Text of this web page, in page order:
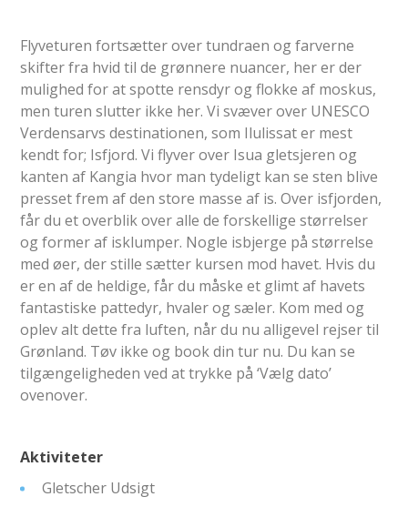
Flyveturen fortsætter over tundraen og farverne
skifter fra hvid til de grønnere nuancer, her er der
mulighed for at spotte rensdyr og flokke af moskus,
men turen slutter ikke her. Vi svæver over UNESCO
Verdensarvs destinationen, som Ilulissat er mest
kendt for; Isfjord. Vi flyver over Isua gletsjeren og
kanten af Kangia hvor man tydeligt kan se sten blive
presset frem af den store masse af is. Over isfjorden,
får du et overblik over alle de forskellige størrelser
og former af isklumper. Nogle isbjerge på størrelse
med øer, der stille sætter kursen mod havet. Hvis du
er en af de heldige, får du måske et glimt af havets
fantastiske pattedyr, hvaler og sæler. Kom med og
oplev alt dette fra luften, når du nu alligevel rejser til
Grønland. Tøv ikke og book din tur nu. Du kan se
tilgængeligheden ved at trykke på ‘Vælg dato’
ovenover.
Aktiviteter
Gletscher Udsigt